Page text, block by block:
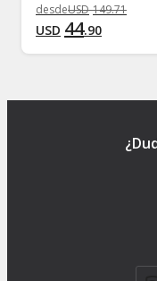
desdeUSD 149.71
USD 44.90